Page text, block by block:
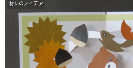
材料のアイデア